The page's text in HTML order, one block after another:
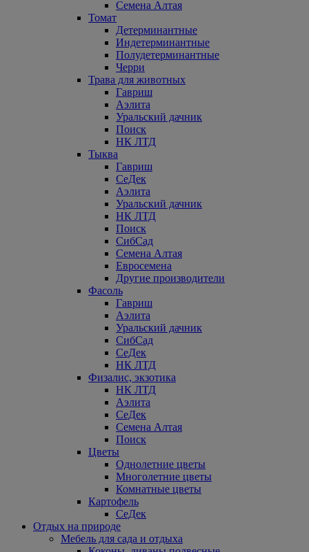
Семена Алтая
Томат
Детерминантные
Индетерминантные
Полудетерминантные
Черри
Трава для животных
Гавриш
Аэлита
Уральский дачник
Поиск
НК ЛТД
Тыква
Гавриш
СеДек
Аэлита
Уральский дачник
НК ЛТД
Поиск
СибСад
Семена Алтая
Евросемена
Другие производители
Фасоль
Гавриш
Аэлита
Уральский дачник
СибСад
СеДек
НК ЛТД
Физалис, экзотика
НК ЛТД
Аэлита
СеДек
Семена Алтая
Поиск
Цветы
Однолетние цветы
Многолетние цветы
Комнатные цветы
Картофель
СеДек
Отдых на природе
Мебель для сада и отдыха